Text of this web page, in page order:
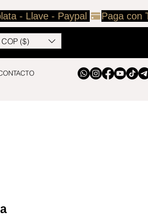
COP ($)